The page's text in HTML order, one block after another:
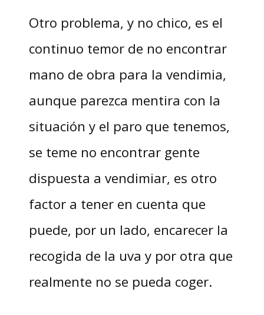
Otro problema, y no chico, es el
continuo temor de no encontrar
mano de obra para la vendimia,
aunque parezca mentira con la
situación y el paro que tenemos,
se teme no encontrar gente
dispuesta a vendimiar, es otro
factor a tener en cuenta que
puede, por un lado, encarecer la
recogida de la uva y por otra que
realmente no se pueda coger.